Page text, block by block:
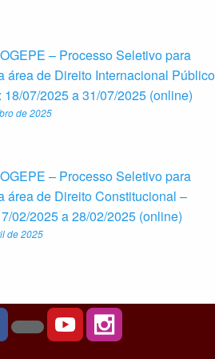
– Processo Seletivo para
área de Direito Internacional Público
07/2025 a 31/07/2025 (online)
de 2025
– Processo Seletivo para
área de Direito Constitucional –
02/2025 a 28/02/2025 (online)
de 2025